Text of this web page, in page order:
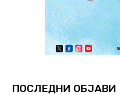
ПОСЛЕДНИ ОБЈАВИ